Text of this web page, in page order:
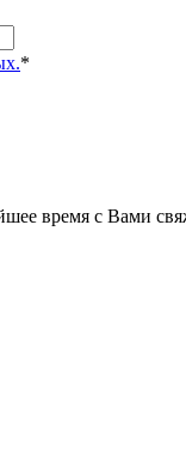
*
время с Вами